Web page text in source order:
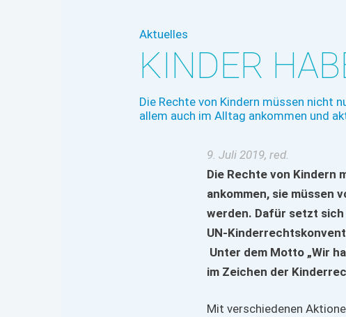
Aktuelles
KINDER
Die Rechte von Kindern müssen nicht
allem auch im Alltag ankommen und
9. Juli 2019, red.
Die Rechte von Kindern
ankommen, sie müssen
werden. Dafür setzt
UN-
Unter dem Motto „Wir
im Zeichen der
Mit verschiedenen